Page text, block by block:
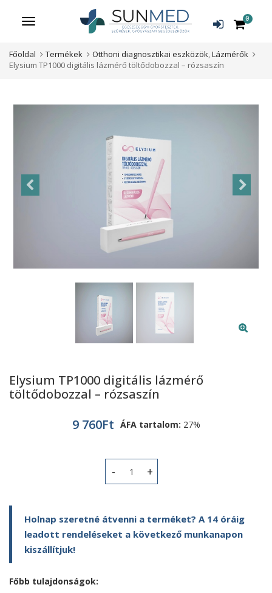
Menü 0
Főoldal Termékek Otthoni diagnosztikai eszközök,Lázmérők
Elysium TP1000 digitális lázmérő töltődobozzal – rózsaszín
Elysium TP1000 digitális lázmérő
töltődobozzal – rózsaszín
9 760Ft ÁFA tartalom: 27%
Elysium TP1000 digitális lázmérő
Holnap szeretné átvenni a terméket? A 14 óráig
leadott rendeléseket a következő munkanapon
kiszállítjuk!
Főbb tulajdonságok: